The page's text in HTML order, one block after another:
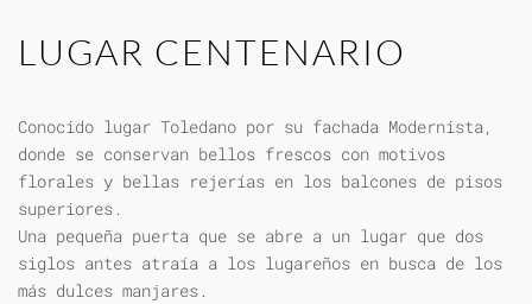
LUGAR CENTENARIO
Conocido lugar Toledano por su fachada Modernista,
donde se conservan bellos frescos con motivos
florales y bellas rejerías en los balcones de pisos
superiores.
Una pequeña puerta que se abre a un lugar que dos
siglos antes atraía a los lugareños en busca de los
más dulces manjares.